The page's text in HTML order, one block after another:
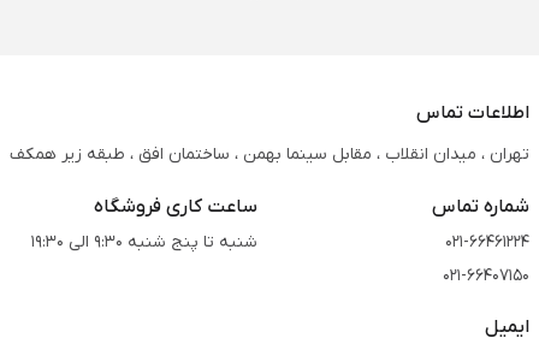
اطلاعات تماس
تهران ، میدان انقلاب ، مقابل سینما بهمن ، ساختمان افق ، طبقه زیر همکف
شماره تماس
021-66461224
021-66407150
ساعت کاری فروشگاه
شنبه تا پنج شنبه 9:30 الی 19:30
ایمیل